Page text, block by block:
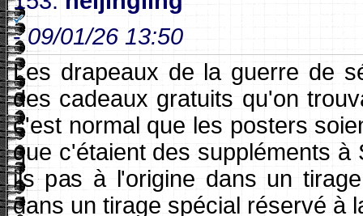
-09/01/26 13:50
Les drapeaux de la guerre de
des cadeaux gratuits qu'on
c'est normal que les posters
que c'étaient des suppléments
ils pas à l'origine dans un
dans un tirage spécial réservé à